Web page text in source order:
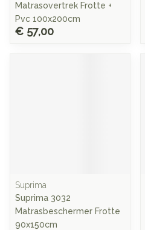
Matrasovertrek Frotte +
Pvc 100x200cm
€ 57,00
Suprima
Suprima 3032
Matrasbeschermer Frotte
90x150cm